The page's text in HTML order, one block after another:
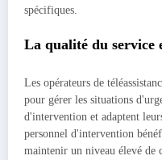
spécifiques.
La qualité du service
Les opérateurs de
pour gérer les situations
d'intervention et adaptent
personnel d'intervention
maintenir un niveau élevé de